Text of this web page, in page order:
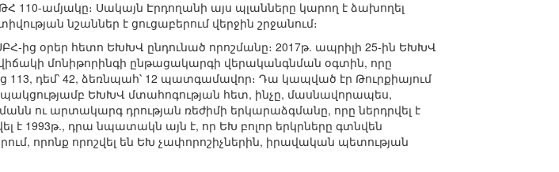
110-ամյակը։ Սակայն Էրդողանի այս պլանները կարող է ձախողել
նշաններ է ցուցաբերում վերջին շրջանում։
ից օրեր հետո ԵԽԽՎ ընդունած որոշմանը։ 2017թ. ապրիլի 25-ին ԵԽԽՎ
մոնիթորինգի ընթացակարգի վերականգնման օգտին, որը
113, դեմ՝ 42, ձեռնպահ՝ 12 պատգամավոր։ Դա կապված էր Թուրքիայում
ԵԽԽՎ մտահոգության հետ, ինչը, մասնավորապես,
ու արտակարգ դրության ռեժիմի երկարաձգմանը, որը ներդրվել է
է 1993թ., դրա նպատակն այն է, որ ԵԽ բոլոր երկրները գտնվեն
որոնք որոշվել են ԵԽ չափորոշիչներին, իրավական պետության